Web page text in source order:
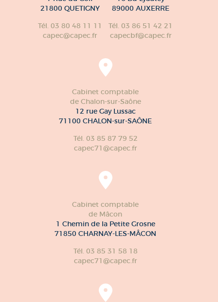
21800 QUETIGNY
Tél. 03 80 48 11 11
capec@capec.fr
89000 AUXERRE
Tél. 03 86 51 42 21
capecbf@capec.fr
Cabinet comptable
de Chalon-sur-Saône
12 rue Gay Lussac
71100 CHALON-sur-SAÔNE
Tél. 03 85 87 79 52
capec71@capec.fr
Cabinet comptable
de Mâcon
1 Chemin de la Petite Grosne
71850 CHARNAY-LES-MÂCON
Tél. 03 85 31 58 18
capec71@capec.fr